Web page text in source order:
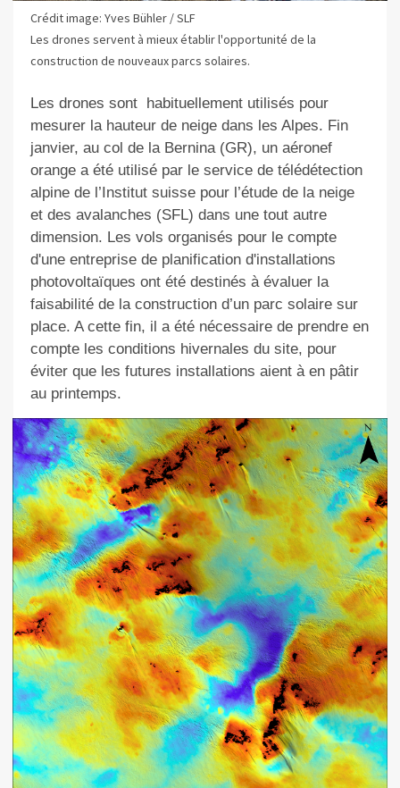
Crédit image: Yves Bühler / SLF
Les drones servent à mieux établir l'opportunité de la
construction de nouveaux parcs solaires.
Les drones sont habituellement utilisés pour
mesurer la hauteur de neige dans les Alpes. Fin
janvier, au col de la Bernina(GR), un aéronef
orange a été utilisé par le service de télédétection
alpine de l’Institut suisse pour l’étude de la neige
et des avalanches (SFL) dans une tout autre
dimension. Les vols organisés pourle compte
d'une entreprise de planification d'installations
photovoltaïques ont été destinés à évaluer la
faisabilité de la construction d’un parc solaire sur
place. A cette fin, il a été nécessaire de prendre en
compte les conditions hivernales du site, pour
éviter que les futures installations aient à en pâtir
au printemps.